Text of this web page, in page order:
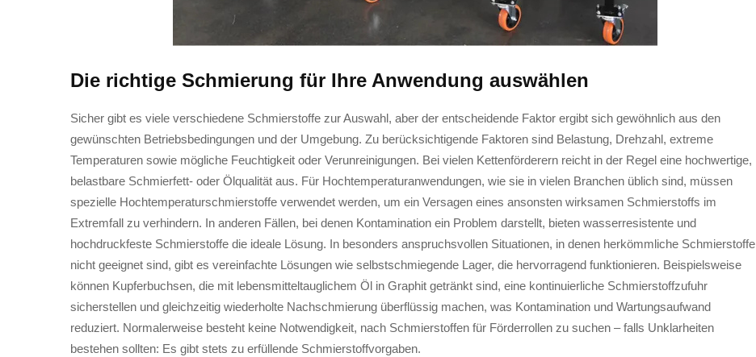
Die richtige Schmierung für Ihre Anwendung auswählen
Sicher gibt es viele verschiedene Schmierstoffe zur Auswahl, aber der entscheidende Faktor ergibt sich gewöhnlich aus den
gewünschten Betriebsbedingungen und der Umgebung. Zu berücksichtigende Faktoren sind Belastung, Drehzahl, extreme
Temperaturen sowie mögliche Feuchtigkeit oder Verunreinigungen. Bei vielen Kettenförderern reicht in der Regel eine hochwertige,
belastbare Schmierfett- oder Ölqualität aus. Für Hochtemperaturanwendungen, wie sie in vielen Branchen üblich sind, müssen
spezielle Hochtemperaturschmierstoffe verwendet werden, um ein Versagen eines ansonsten wirksamen Schmierstoffs im
Extremfall zu verhindern. In anderen Fällen, bei denen Kontamination ein Problem darstellt, bieten wasserresistente und
hochdruckfeste Schmierstoffe die ideale Lösung. In besonders anspruchsvollen Situationen, in denen herkömmliche Schmierstoffe
nicht geeignet sind, gibt es vereinfachte Lösungen wie selbstschmiegende Lager, die hervorragend funktionieren. Beispielsweise
können Kupferbuchsen, die mit lebensmitteltauglichem Öl in Graphit getränkt sind, eine kontinuierliche Schmierstoffzufuhr
sicherstellen und gleichzeitig wiederholte Nachschmierung überflüssig machen, was Kontamination und Wartungsaufwand
reduziert. Normalerweise besteht keine Notwendigkeit, nach Schmierstoffen für Förderrollen zu suchen – falls Unklarheiten
bestehen sollten: Es gibt stets zu erfüllende Schmierstoffvorgaben.